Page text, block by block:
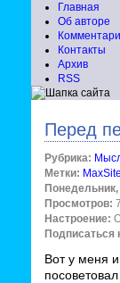
Главная
Об авторе
Контакты
Архив
RSS
Перед
Рубрика:
Метки: MaxSite
Понедельник,
Просмотров:
Настроение:
Подписаться
Вот у меня